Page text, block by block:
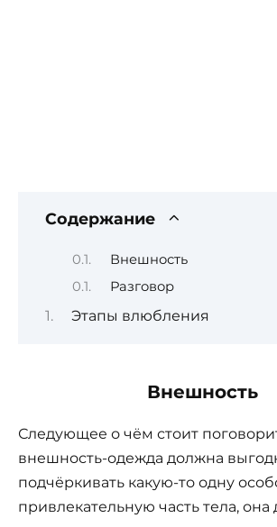
Содержание
Внешность
Разговор
Этапы влюбления
Внешность
Следующее о чём стоит
внешность-одежда должна
подчёркивать какую-то одну
привлекательную часть тела,